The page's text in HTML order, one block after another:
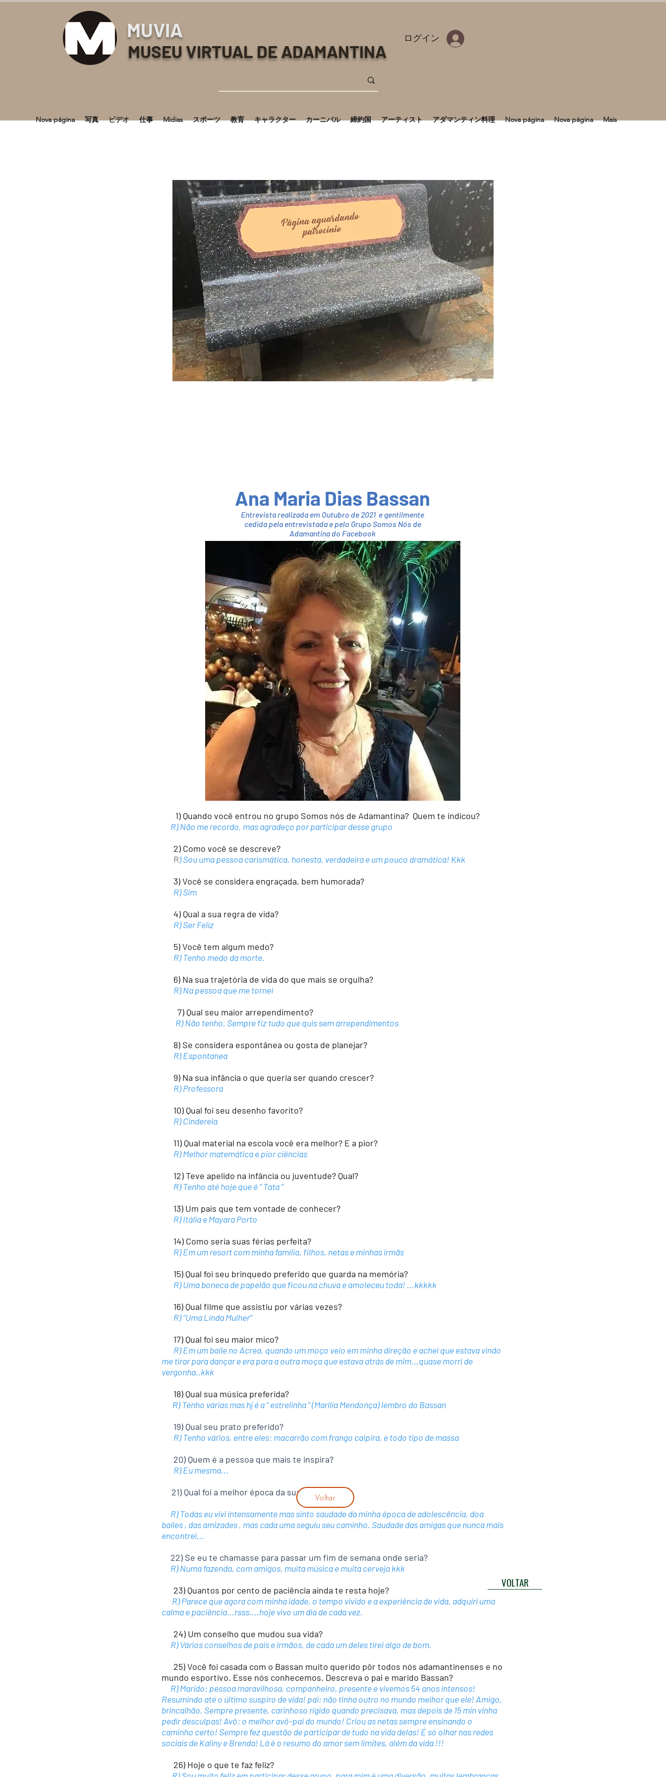
MUSEU VIRTUAL DE ADAMANTINA
ログイン
MUVIA
Nova página 写真 ビデオ 仕事 Midias スポーツ 教育 キャラクター カーニバル 締約国 アーティスト アダマンティン料理 Nova página Nova página Mais
Ana Maria Dias Bassan
Entrevista realizada em Outubro de 2021 e gentilmente
cedida pela entrevistada e pelo Grupo Somos Nós de
Adamantina do Facebook
1) Quando você entrou no grupo Somos nós de Adamantina? Quem te indicou?
R) Não me recordo, mas agradeço por participar desse grupo
2) Como você se descreve?
R) Sou uma pessoa carismática, honesta, verdadeira e um pouco dramática! Kkk
3) Você se considera engraçada, bem humorada?
R) Sim
4) Qual a sua regra de vida?
R) Ser Feliz
5) Você tem algum medo?
R) Tenho medo da morte.
6) Na sua trajetória de vida do que mais se orgulha?
R) Na pessoa que me tornei
7) Qual seu maior arrependimento?
R) Não tenho. Sempre fiz tudo que quis sem arrependimentos
8) Se considera espontânea ou gosta de planejar?
R) Espontanea
9) Na sua infância o que queria ser quando crescer?
R) Professora
10) Qual foi seu desenho favorito?
R) Cinderela
11) Qual material na escola você era melhor? E a pior?
R) Melhor matemática e pior ciências
12) Teve apelido na infância ou juventude? Qual?
R) Tenho até hoje que é “ Tata “
13) Um país que tem vontade de conhecer?
R) Itália e Mayara Porto
14) Como seria suas férias perfeita?
R) Em um resort com minha família, filhos, netas e minhas irmãs
15) Qual foi seu brinquedo preferido que guarda na memória?
R) Uma boneca de papelão que ficou na chuva e amoleceu toda! ...kkkkk
16) Qual filme que assistiu por várias vezes?
R) “Uma Linda Mulher“
17) Qual foi seu maior mico?
R) Em um baile no Acrea, quando um moço veio em minha direção e achei que estava vindo
me tirar para dançar e era para a outra moça que estava atrás de mim...quase morri de
vergonha..kkk
18) Qual sua música preferida?
R) Tenho várias mas hj é a “ estrelinha “ (Marília Mendonça) lembro do Bassan
19) Qual seu prato preferido?
R) Tenho vários, entre eles: macarrão com frango caipira, e todo tipo de massa
20) Quem é a pessoa que mais te inspira?
R) Eu mesma...
21) Qual foi a melhor época da sua vida?
R) Todas eu vivi intensamente mas sinto saudade da minha época de adolescência, doa
bailes , das amizades , mas cada uma seguiu seu caminho. Saudade das amigas que nunca mais
encontrei...
22) Se eu te chamasse para passar um fim de semana onde seria?
R) Numa fazenda, com amigos, muita música e muita cerveja kkk
23) Quantos por cento de paciência ainda te resta hoje?
R) Parece que agora com minha idade, o tempo vivido e a experiência de vida, adquiri uma
calma e paciência...rsss....hoje vivo um dia de cada vez.
24) Um conselho que mudou sua vida?
R) Vários conselhos de pais e irmãos, de cada um deles tirei algo de bom.
25) Você foi casada com o Bassan muito querido pôr todos nós adamantinenses e no
mundo esportivo. Esse nós conhecemos. Descreva o pai e marido Bassan?
R) Marido: pessoa maravilhosa, companheiro, presente e vivemos 54 anos intensos!
Resumindo até o último suspiro de vida! pai: não tinha outro no mundo melhor que ele! Amigo,
brincalhão, Sempre presente, carinhoso rígido quando precisava, mas depois de 15 min vinha
pedir desculpas! Avô: o melhor avô-pai do mundo! Criou as netas sempre ensinando o
caminho certo! Sempre fez questão de participar de tudo na vida delas! É só olhar nas redes
sociais de Kaliny e Brenda! Lá é o resumo do amor sem limites, além da vida !!!
26) Hoje o que te faz feliz?
VOLTAR
Voltar